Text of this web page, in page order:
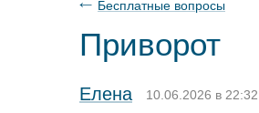
Бесплатные вопросы
Приворот
Елена 10.06.2026 в 22:32